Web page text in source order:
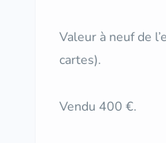
Valeur à neuf de
cartes).
Vendu 400 €.